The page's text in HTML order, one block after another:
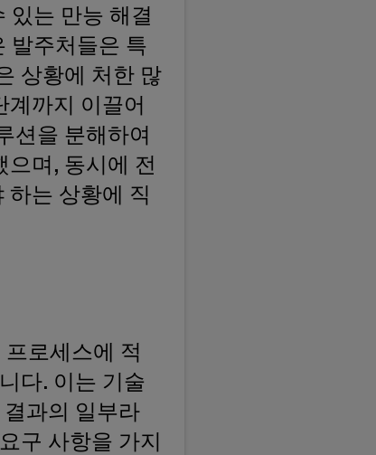
있는 만능 해결
발주처들은 특
상황에 처한 많
계까지 이끌어
션을 분해하여
으며, 동시에 전
하는 상황에 직
로세스에 적
다. 이는 기술
과의 일부라
구 사항을 가지